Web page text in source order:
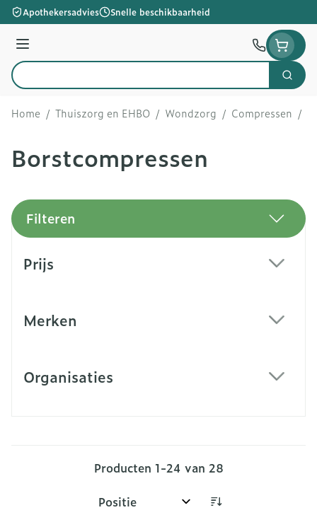
Ga naar de inhoud
Apothekersadvies Snelle beschikbaarheid
Menu
Product, merk, categorie...
Zoek
Home / Thuiszorg en EHBO / Wondzorg / Compressen /
Borstcompressen
Filteren
Prijs
Merken
Organisaties
Producten 1-24 van 28
Sorteer op: